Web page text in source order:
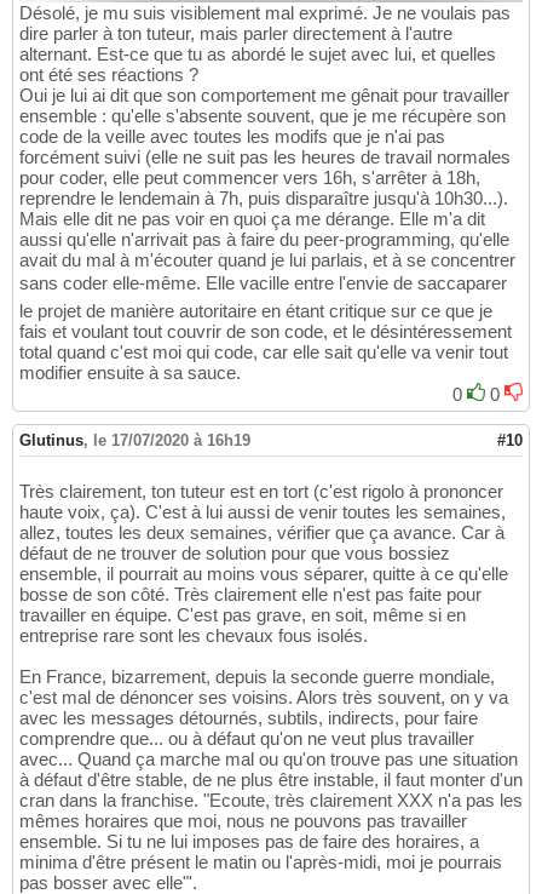
Désolé, je mu suis visiblement mal exprimé. Je ne voulais pas
dire parler à ton tuteur, mais parler directement à l'autre
alternant. Est-ce que tu as abordé le sujet avec lui, et quelles
ont été ses réactions ?
Oui je lui ai dit que son comportement me gênait pour travailler
ensemble : qu'elle s'absente souvent, que je me récupère son
code de la veille avec toutes les modifs que je n'ai pas
forcément suivi (elle ne suit pas les heures de travail normales
pour coder, elle peut commencer vers 16h, s'arrêter à 18h,
reprendre le lendemain à 7h, puis disparaître jusqu'à 10h30...).
Mais elle dit ne pas voir en quoi ça me dérange. Elle m'a dit
aussi qu'elle n'arrivait pas à faire du peer-programming, qu'elle
avait du mal à m'écouter quand je lui parlais, et à se concentrer
sans coder elle-même. Elle vacille entre l'envie de saccaparer
le projet de manière autoritaire en étant critique sur ce que je
fais et voulant tout couvrir de son code, et le désintéressement
total quand c'est moi qui code, car elle sait qu'elle va venir tout
modifier ensuite à sa sauce.
0
0
Glutinus, le 17/07/2020 à 16h19 #10
Très clairement, ton tuteur est en tort (c'est rigolo à prononcer
haute voix, ça). C'est à lui aussi de venir toutes les semaines,
allez, toutes les deux semaines, vérifier que ça avance. Car à
défaut de ne trouver de solution pour que vous bossiez
ensemble, il pourrait au moins vous séparer, quitte à ce qu'elle
bosse de son côté. Très clairement elle n'est pas faite pour
travailler en équipe. C'est pas grave, en soit, même si en
entreprise rare sont les chevaux fous isolés.
En France, bizarrement, depuis la seconde guerre mondiale,
c'est mal de dénoncer ses voisins. Alors très souvent, on y va
avec les messages détournés, subtils, indirects, pour faire
comprendre que... ou à défaut qu'on ne veut plus travailler
avec... Quand ça marche mal ou qu'on trouve pas une situation
à défaut d'être stable, de ne plus être instable, il faut monter d'un
cran dans la franchise. "Ecoute, très clairement XXX n'a pas les
mêmes horaires que moi, nous ne pouvons pas travailler
ensemble. Si tu ne lui imposes pas de faire des horaires, a
minima d'être présent le matin ou l'après-midi, moi je pourrais
pas bosser avec elle"'.